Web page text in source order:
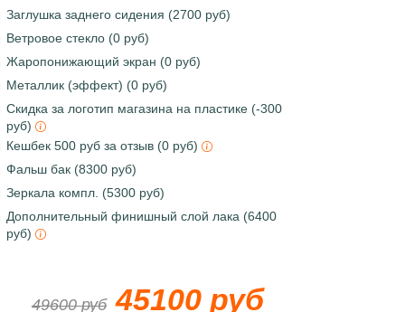
Заглушка заднего сидения (2700 руб)
Ветровое стекло (0 руб)
Жаропонижающий экран (0 руб)
Металлик (эффект) (0 руб)
Скидка за логотип магазина на пластике (-300
руб)
Кешбек 500 руб за отзыв (0 руб)
Фальш бак (8300 руб)
Зеркала компл. (5300 руб)
Дополнительный финишный слой лака (6400
руб)
49600 руб 45100 руб